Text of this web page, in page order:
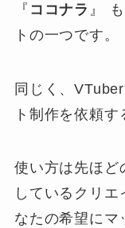
『 ココナラ 』
トの一つです。
同じく、
ト制作を依頼す
使い方は先ほど
しているクリ
なたの希望にマ